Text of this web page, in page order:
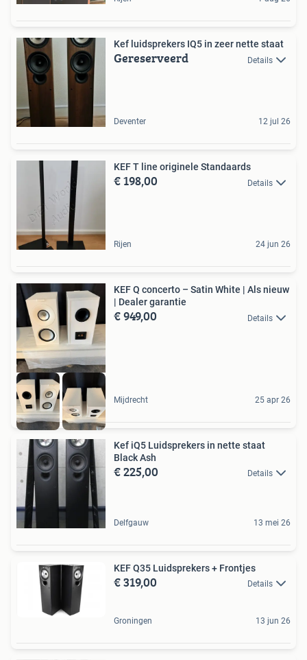
Kef luidsprekers IQ5 in zeer nette staat
Gereserveerd Details
Deventer 12 jul 26
KEF T line originele Standaards
€ 198,00 Details
Rijen 24 jun 26
KEF Q concerto – Satin White | Als nieuw
| Dealer garantie
€ 949,00 Details
Mijdrecht 25 apr 26
Kef iQ5 Luidsprekers in nette staat
Black Ash
€ 225,00 Details
Delfgauw 13 mei 26
KEF Q35 Luidsprekers + Frontjes
€ 319,00 Details
Groningen 13 jun 26